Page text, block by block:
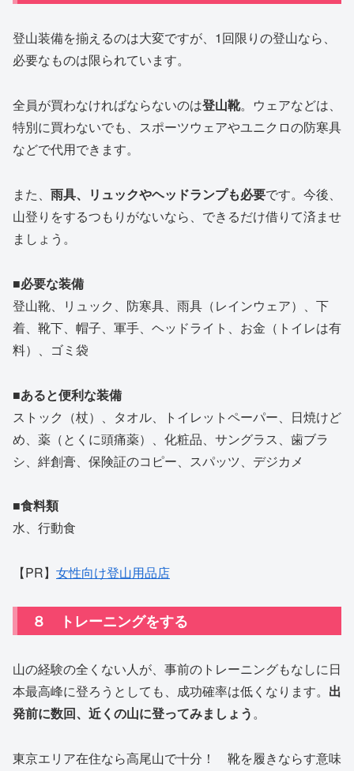
登山装備を揃えるのは大変ですが、1回限りの登山なら、
必要なものは限られています。
全員が買わなければならないのは登山靴。ウェアなどは、
特別に買わないでも、スポーツウェアやユニクロの防寒具
などで代用できます。
また、 雨具、リュックやヘッドランプも必要です。今後、
山登りをするつもりがないなら、できるだけ借りて済ませ
ましょう。
■必要な装備
登山靴、リュック、防寒具、雨具（レインウェア）、下
着、靴下、帽子、軍手、ヘッドライト、お金（トイレは有
料）、ゴミ袋
■あると便利な装備
ストック（杖）、タオル、トイレットペーパー、日焼けど
め、薬（とくに頭痛薬）、化粧品、サングラス、歯ブラ
シ、絆創膏、保険証のコピー、スパッツ、デジカメ
■食料類
水、行動食
【PR】 女性向け登山用品店
８ トレーニングをする
山の経験の全くない人が、事前のトレーニングもなしに日
本最高峰に登ろうとしても、成功確率は低くなります。 出
発前に数回、近くの山に登ってみましょう。
東京エリア在住なら高尾山で十分！ 靴を履きならす意味